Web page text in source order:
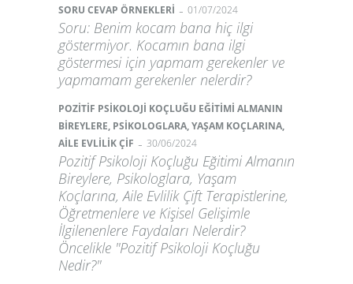
SORU CEVAP ÖRNEKLERİ - 01/07/2024
Soru: Benim kocam bana hiç ilgi
göstermiyor. Kocamın bana ilgi
göstermesi için yapmam gerekenler ve
yapmamam gerekenler nelerdir?
POZİTİF PSİKOLOJİ KOÇLUĞU EĞİTİMİ ALMANIN
BİREYLERE, PSİKOLOGLARA, YAŞAM KOÇLARINA,
AİLE EVLİLİK ÇİF - 30/06/2024
Pozitif Psikoloji Koçluğu Eğitimi Almanın
Bireylere, Psikologlara, Yaşam
Koçlarına, Aile Evlilik Çift Terapistlerine,
Öğretmenlere ve Kişisel Gelişimle
İlgilenenlere Faydaları Nelerdir?
Öncelikle "Pozitif Psikoloji Koçluğu
Nedir?"